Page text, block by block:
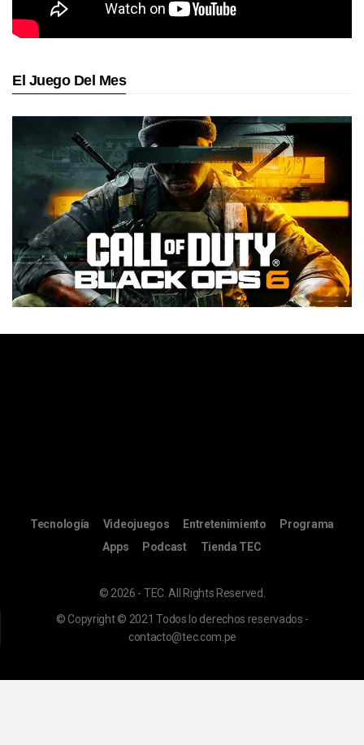
El Juego Del Mes
Tecnología Videojuegos Entretenimiento
Programa
Apps
Podcast Tienda TEC
© 2026 - TEC. All Rights Reserved.
© Copyright © 2021 Todos lo derechos reservados -
contacto@tec.com.pe